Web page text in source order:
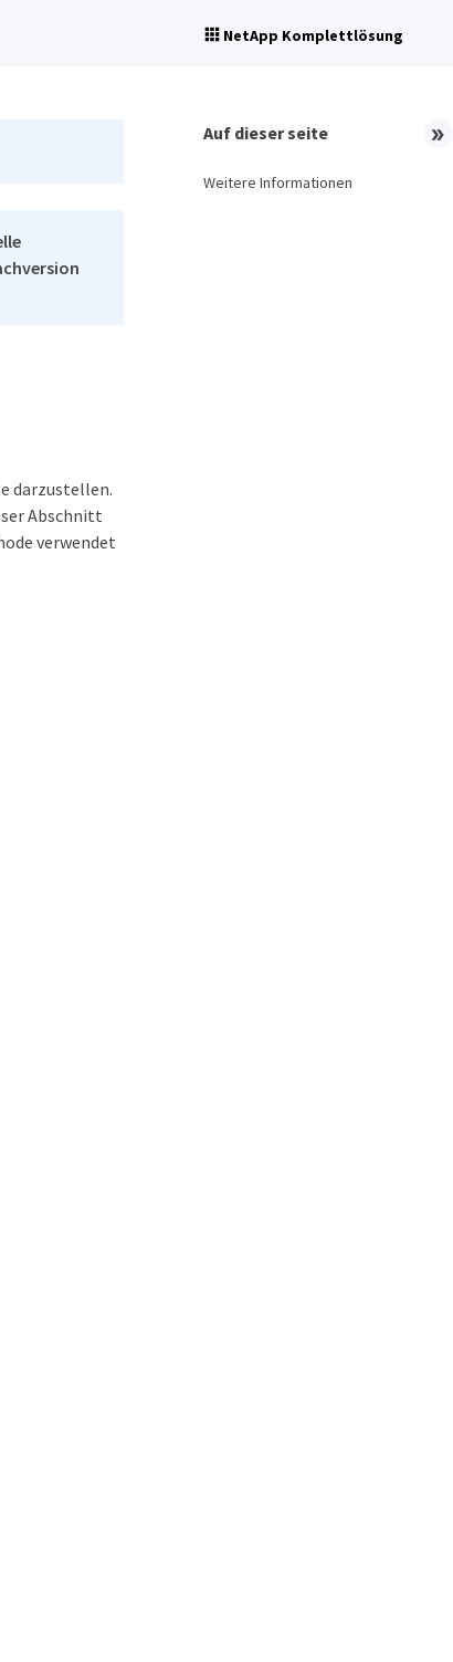
NetApp Komplettlösung
darzustellen.
Abschnitt
verwendet
Auf dieser seite
Weitere Informationen